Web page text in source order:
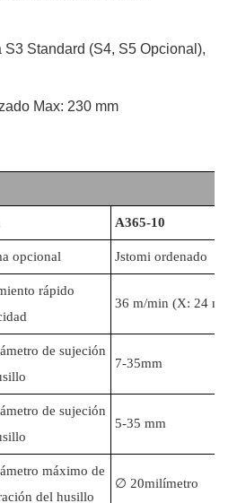
Standard (S4, S5 Opcional),
Max: 230 mm
A365-10
opcional Jstomi ordenado
rápido
36 m/min (X: 24 m/
de sujeción
7-35mm
de sujeción
5-35 mm
máximo de
del husillo
∅ 20milímetro